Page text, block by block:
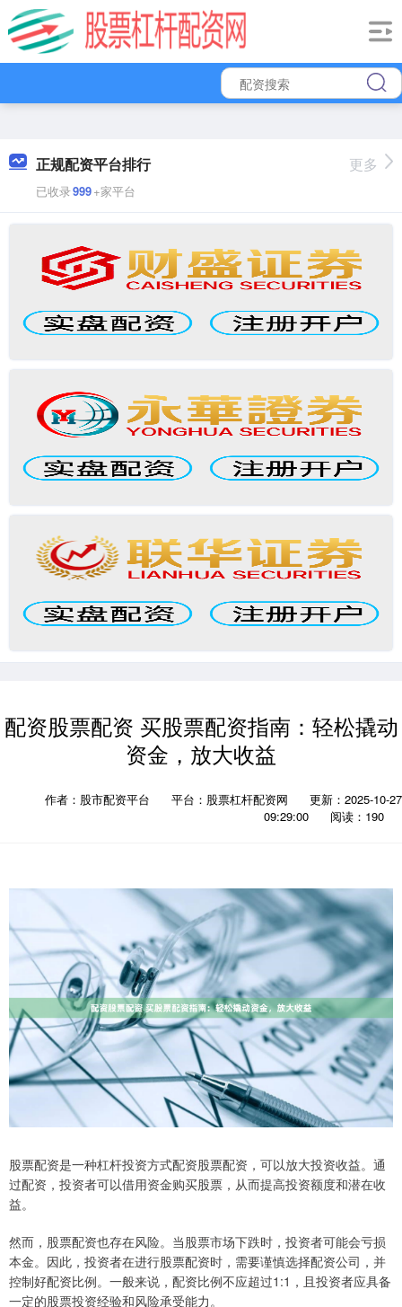
正规配资平台排行
已收录999+家平台
更多
配资股票配资 买股票配资指南：轻松撬动
资金，放大收益
作者：股市配资平台 平台：股票杠杆配资网
更新：2025-10-27
09:29:00
阅读：190
股票配资是一种杠杆投资方式配资股票配资，可以放大投资收益。通
过配资，投资者可以借用资金购买股票，从而提高投资额度和潜在收
益。
然而，股票配资也存在风险。当股票市场下跌时，投资者可能会亏损
本金。因此，投资者在进行股票配资时，需要谨慎选择配资公司，并
控制好配资比例。一般来说，配资比例不应超过1:1，且投资者应具备
一定的股票投资经验和风险承受能力。